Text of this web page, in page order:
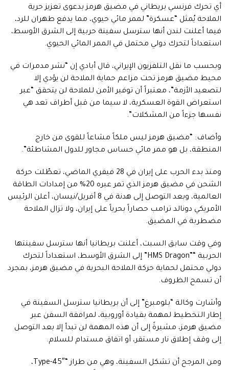
أي تحرك فرنسي بريطاني في مضيق هرمز بدعوى تعزيز حرية
الملاحة يُمثل “عسكرة” لممر مائي حيوي، مما يدفع طهران للرد،
فيما أعلنت لندن أنها سترسل سفينة حربية إلى الشرق الأوسط،
استعداداً لتحرك دولي محتمل في الممر المائي الحيوي.
وبحسب ما نقل التلفزيون الإيراني، قال أبادي إن “نشر مدمرات في
محيط مضيق هرمز تحت مزاعم حماية الملاحة لن يؤدي إلا
لتصعيد الأزمة”، معتبراً أن توفير الأمن للملاحة لن يتحقق “عبر
استعراض القوة العسكرية، لا سيما من قبل أطراف تعد هي
نفسها جزءاً من المشكلات”.
وأضاف: “مضيق هرمز ليس ملكاً مشاعاً للقوى من خارج
المنطقة، بل هو ممر مائي حساس مجاور للدول المشاطئة”.
ومنذ بدء الحرب على إيران في 28 فيفري الماضي، تعطّلت حركة
الشحن في مضيق هرمز الذي تمر عبره 20% من إمدادات الطاقة
العالمية، وبعد التوصل إلى هدنة في 8 أفريل/نيسان، أعلن الرئيس
الأمريكي دونالد ترامب حصاراً بحرياً على إيران، ولا تزال الملاحة
مضطربة في المضيق.
وفي وقت سابق السبت، أعلنت بريطانيا أنها سترسل سفينتها
الحربية “”HMS Dragon” إلى الشرق الأوسط، استعداداً لتحرك
دولي محتمل لحماية حركة الملاحة البحرية في مضيق هرمز، بمجرد
أن تسمح الظروف.
وأشارت وكالة “بلومبرغ” إلى أن بريطانيا سترسل السفينة في
إطار التخطيط لمهمة بقيادة أوروبية، لمرافقة السفن عبر
مضيق هرمز، مشيرةً إلى أن هذه المهمة لن تبدأ إلا بعد التوصل
إلى وقف إطلاق نار مستقر، أو اتفاق مستدام للسلام.
ومن المرجح أن تشكل السفينة، وهي من طراز “Type-45″،